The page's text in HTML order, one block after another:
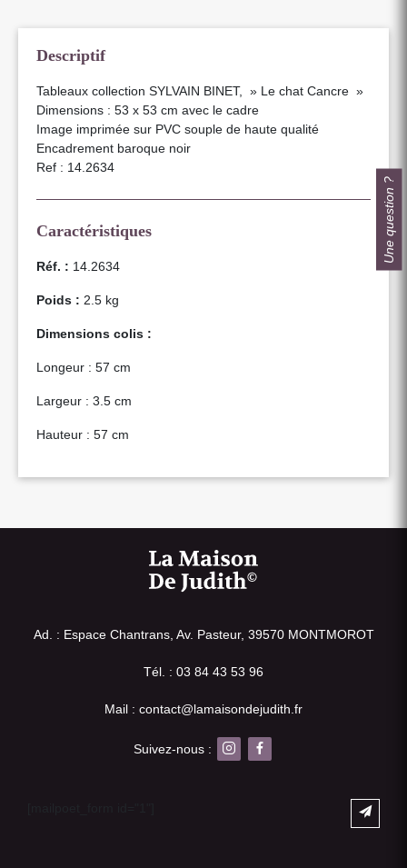
Descriptif
Tableaux collection SYLVAIN BINET, » Le chat Cancre »
Dimensions : 53 x 53 cm avec le cadre
Image imprimée sur PVC souple de haute qualité
Encadrement baroque noir
Ref : 14.2634
Caractéristiques
Réf. : 14.2634
Poids : 2.5 kg
Dimensions colis :
Longeur : 57 cm
Largeur : 3.5 cm
Hauteur : 57 cm
Ad. : Espace Chantrans, Av. Pasteur, 39570 MONTMOROT
Tél. : 03 84 43 53 96
Mail : contact@lamaisondejudith.fr
Suivez-nous :
Une question ?